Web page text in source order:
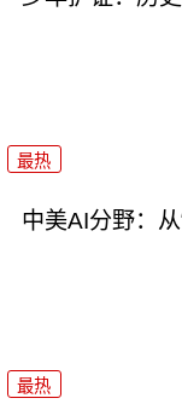
最热
中美AI分野：从
最热